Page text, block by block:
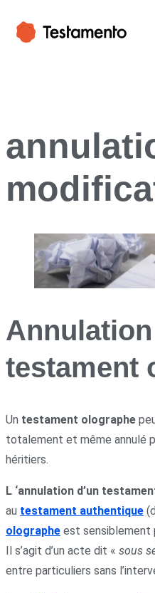
Annulation
testament
Un testament olographe
totalement et même annulé
héritiers.
L ‘annulation d’un
au testament authentique
olographe est sensiblement
Il s’agit d’un acte dit « sous
entre particuliers sans